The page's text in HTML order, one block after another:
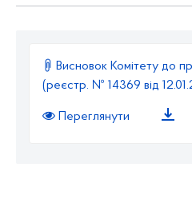
Висновок Комітету до
(реєстр. № 14369 від
Переглянути